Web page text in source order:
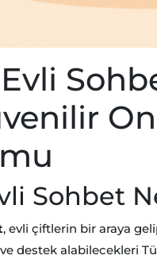
Sohbet
, evli çiftlerin bir araya
destek alabilecekleri